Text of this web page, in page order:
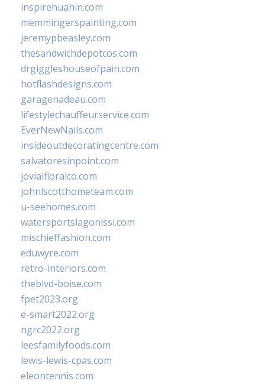
inspirehuahin.com
memmingerspainting.com
jeremypbeasley.com
thesandwichdepotcos.com
drgiggleshouseofpain.com
hotflashdesigns.com
garagenadeau.com
lifestylechauffeurservice.com
EverNewNails.com
insideoutdecoratingcentre.com
salvatoresinpoint.com
jovialfloralco.com
johnlscotthometeam.com
u-seehomes.com
watersportslagonissi.com
mischieffashion.com
eduwyre.com
retro-interiors.com
theblvd-boise.com
fpet2023.org
e-smart2022.org
ngrc2022.org
leesfamilyfoods.com
lewis-lewis-cpas.com
eleontennis.com